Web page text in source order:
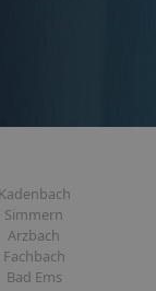
Kadenbach
Simmern
Arzbach
Fachbach
Bad Ems